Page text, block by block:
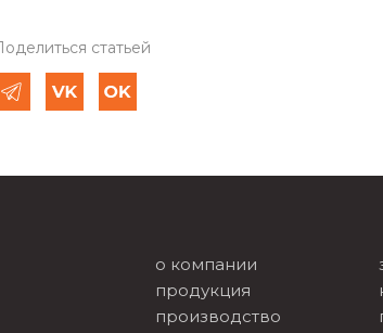
статьей
о компании
продукция
производство